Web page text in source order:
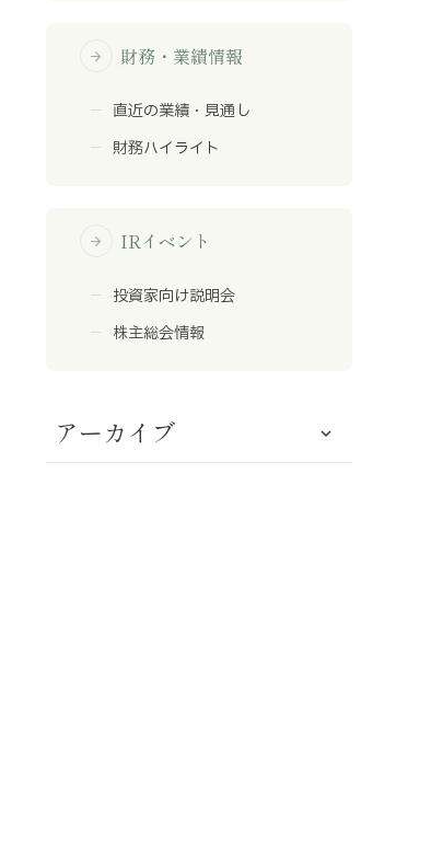
arrow_forward 財務・業績情報
直近の業績・見通し
財務ハイライト
arrow_forward IRイベント
投資家向け説明会
株主総会情報
アーカイブ